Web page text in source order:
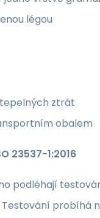
légou
ztrát
obalem
23537-1:2016
podléhají
probíhá